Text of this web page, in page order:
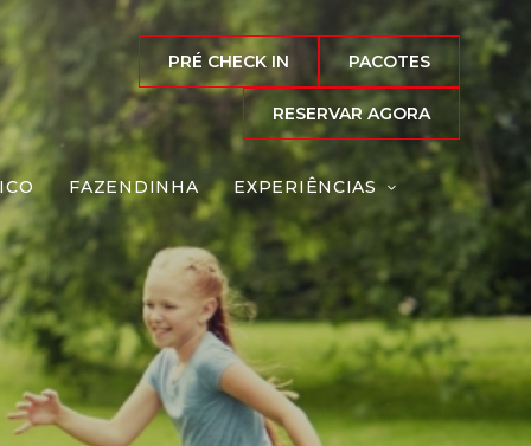
PRÉ CHECK IN PACOTES
RESERVAR AGORA
FAZENDINHA EXPERIÊNCIAS